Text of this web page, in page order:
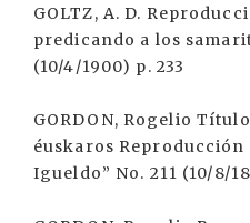
GOLTZ, A. D.
predicando a los
(10/4/1900) p. 233
GORDON, Rogelio
éuskaros Reproducción
Igueldo” No. 211 (10/8/